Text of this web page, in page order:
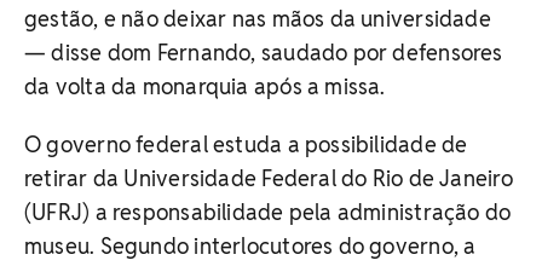
gestão, e não deixar nas mãos da universidade
— disse dom Fernando, saudado por defensores
da volta da monarquia após a missa.
O governo federal estuda a possibilidade de
retirar da Universidade Federal do Rio de Janeiro
(UFRJ) a responsabilidade pela administração do
museu. Segundo interlocutores do governo, a